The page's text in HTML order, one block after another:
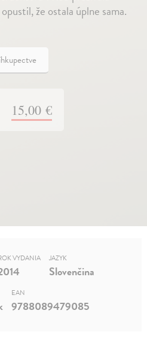
že ostala úplne sama.
15,00 €
VYDANIA JAZYK
Slovenčina
EAN
9788089479085